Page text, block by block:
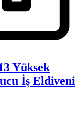
Yüksek
İş Eldiveni